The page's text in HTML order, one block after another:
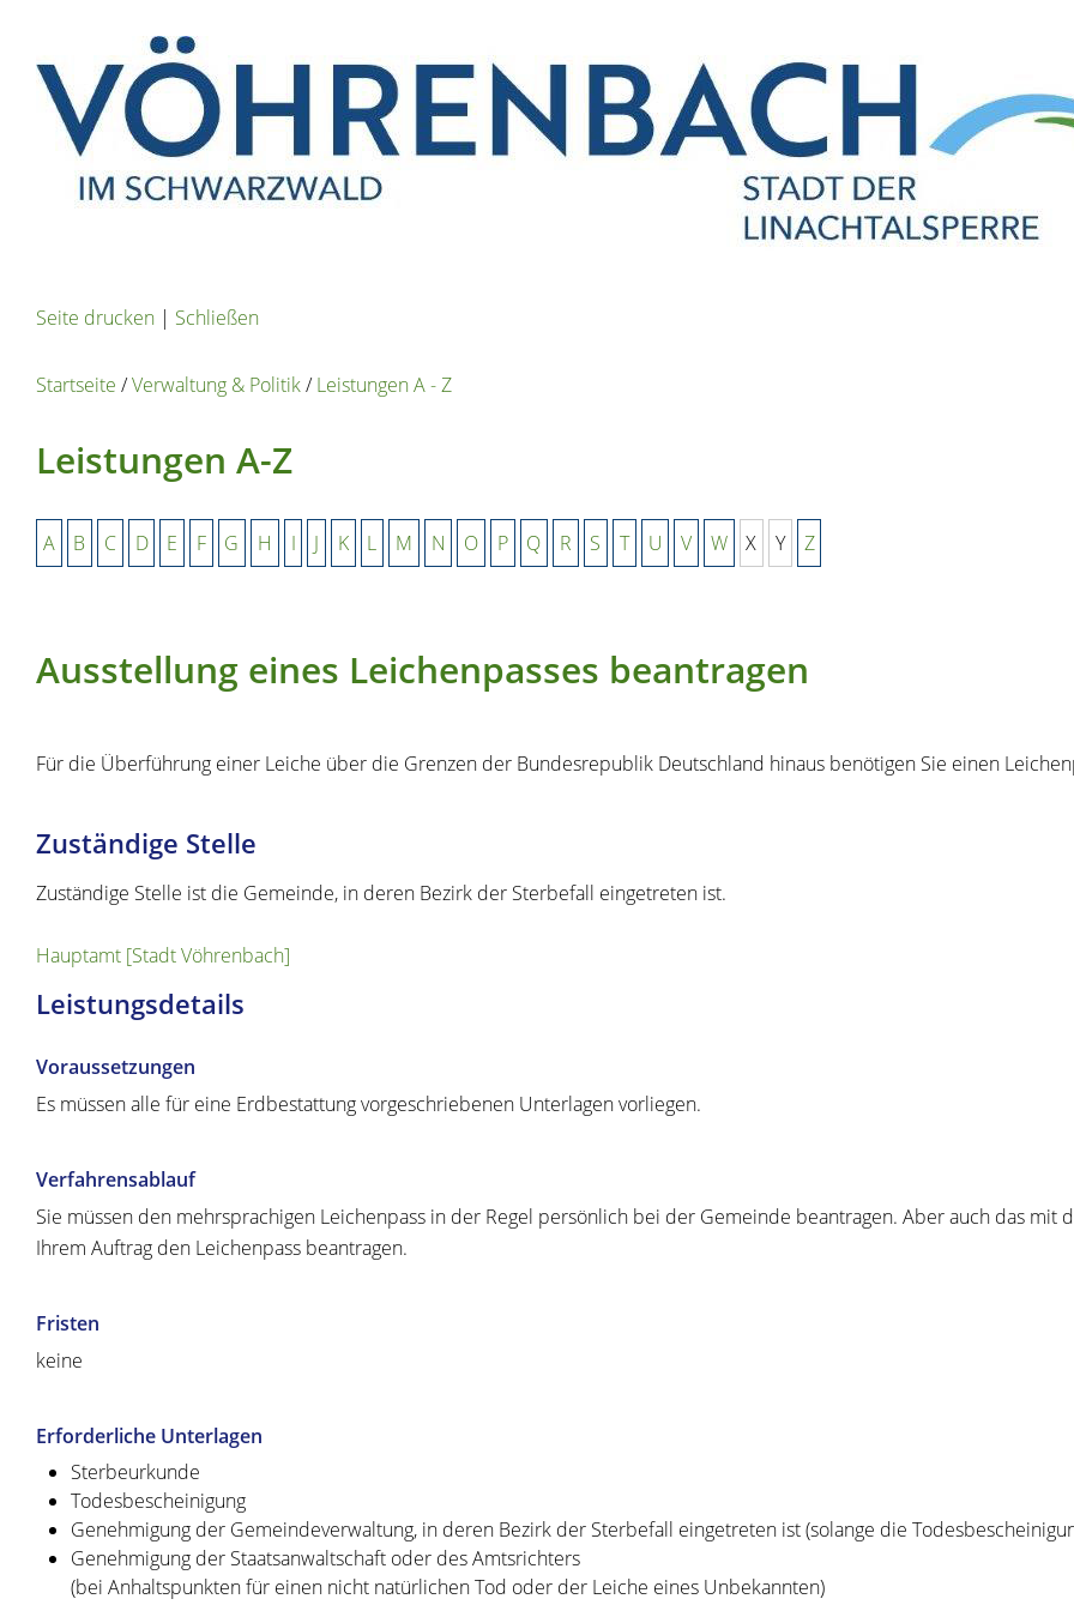
Seite drucken | Schließen
Startseite /Verwaltung & Politik/Leistungen A - Z
Leistungen A-Z
A B C D E F G H I J K L M N O P Q R S T U V W X Y Z
Ausstellung eines Leichenpasses beantragen
Für die Überführung einer Leiche über die Grenzen der Bundesrepublik Deutschland hinaus benötigen Sie einen
Zuständige Stelle
Zuständige Stelle ist die Gemeinde, in deren Bezirk der Sterbefall eingetreten ist.
Hauptamt [Stadt Vöhrenbach]
Leistungsdetails
Voraussetzungen
Es müssen alle für eine Erdbestattung vorgeschriebenen Unterlagen vorliegen.
Verfahrensablauf
Sie müssen den mehrsprachigen Leichenpass in der Regel persönlich bei der Gemeinde beantragen. Aber auch das
Ihrem Auftrag den Leichenpass beantragen.
Fristen
keine
Erforderliche Unterlagen
Sterbeurkunde
Todesbescheinigung
Genehmigung der Gemeindeverwaltung, in deren Bezirk der Sterbefall eingetreten ist (solange die
Genehmigung der Staatsanwaltschaft oder des Amtsrichters
(bei Anhaltspunkten für einen nicht natürlichen Tod oder der Leiche eines Unbekannten)